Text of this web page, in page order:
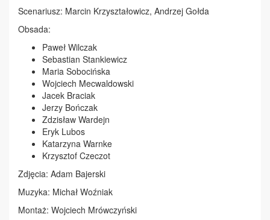
Scenariusz: Marcin Krzyształowicz, Andrzej Gołda
Obsada:
Paweł Wilczak
Sebastian Stankiewicz
Maria Sobocińska
Wojciech Mecwaldowski
Jacek Braciak
Jerzy Bończak
Zdzisław Wardejn
Eryk Lubos
Katarzyna Warnke
Krzysztof Czeczot
Zdjęcia: Adam Bajerski
Muzyka: Michał Woźniak
Montaż: Wojciech Mrówczyński